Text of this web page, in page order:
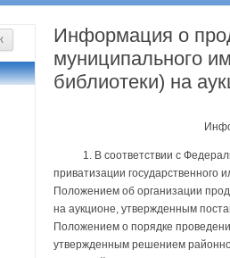
Информация о
муниципального
библиотеки) на
1. В соответствии с
приватизации государственного
Положением об организации
на аукционе, утвержденным
Положением о порядке
утвержденным решением